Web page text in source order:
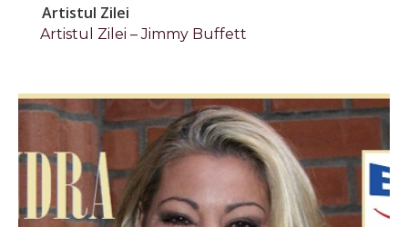
Artistul Zilei
Artistul Zilei – Jimmy Buffett